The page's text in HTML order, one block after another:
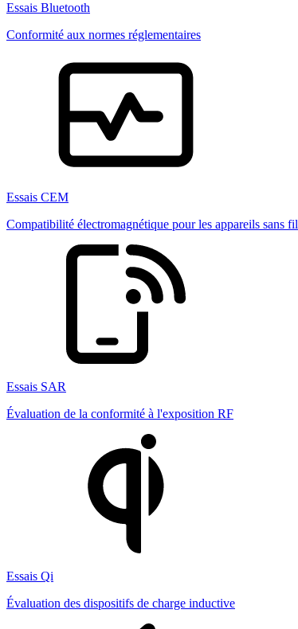
Essais Bluetooth
Conformité aux normes réglementaires
Essais CEM
Compatibilité électromagnétique pour les appareils sans fil
Essais SAR
Évaluation de la conformité à l'exposition RF
Essais Qi
Évaluation des dispositifs de charge inductive